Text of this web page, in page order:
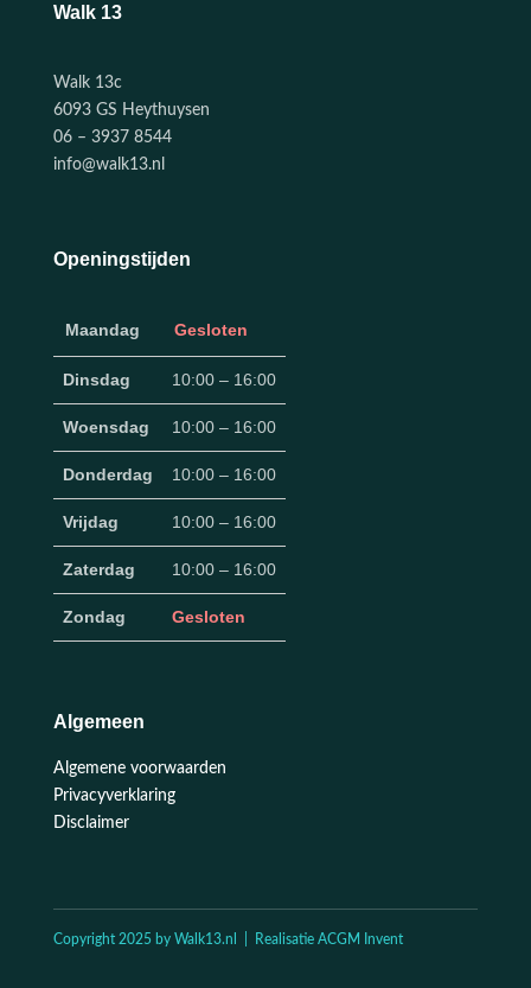
Walk 13
Walk 13c
6093 GS Heythuysen
06 – 3937 8544
info@walk13.nl
Openingstijden
Maandag Gesloten
Dinsdag 10:00 – 16:00
Woensdag 10:00 – 16:00
Donderdag 10:00 – 16:00
Vrijdag 10:00 – 16:00
Zaterdag 10:00 – 16:00
Zondag Gesloten
Algemeen
Algemene voorwaarden
Privacyverklaring
Disclaimer
Copyright 2025 by Walk13.nl | Realisatie ACGM Invent